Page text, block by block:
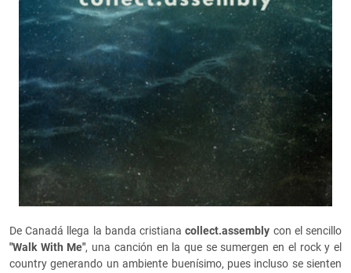
De Canadá llega la banda cristianacollect.assembly con el sencillo
"Walk With Me", una canción en la que se sumergen en el rock y el
country generando un ambiente buenísimo, pues incluso se sienten